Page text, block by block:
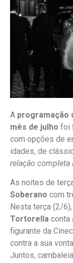
A programação
mês de julho foi
com opções de
idades, de
relação completa
As noites de
Soberano com
Nesta terça (2/
Tortorella conta
figurante da
contra a sua
Juntos,